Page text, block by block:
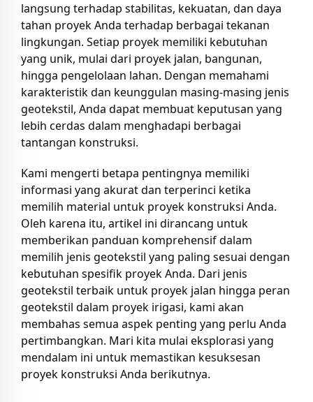
langsung terhadap stabilitas, kekuatan, dan daya
tahan proyek Anda terhadap berbagai tekanan
lingkungan. Setiap proyek memiliki kebutuhan
yang unik, mulai dari proyek jalan, bangunan,
hingga pengelolaan lahan. Dengan memahami
karakteristik dan keunggulan masing-masing jenis
geotekstil, Anda dapat membuat keputusan yang
lebih cerdas dalam menghadapi berbagai
tantangan konstruksi.
Kami mengerti betapa pentingnya memiliki
informasi yang akurat dan terperinci ketika
memilih material untuk proyek konstruksi Anda.
Oleh karena itu, artikel ini dirancang untuk
memberikan panduan komprehensif dalam
memilih jenis geotekstil yang paling sesuai dengan
kebutuhan spesifik proyek Anda. Dari jenis
geotekstil terbaik untuk proyek jalan hingga peran
geotekstil dalam proyek irigasi, kami akan
membahas semua aspek penting yang perlu Anda
pertimbangkan. Mari kita mulai eksplorasi yang
mendalam ini untuk memastikan kesuksesan
proyek konstruksi Anda berikutnya.